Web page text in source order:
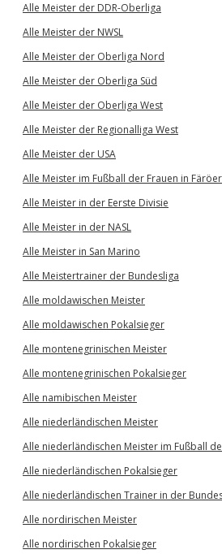
Alle Meister der DDR-Oberliga
Alle Meister der NWSL
Alle Meister der Oberliga Nord
Alle Meister der Oberliga Süd
Alle Meister der Oberliga West
Alle Meister der Regionalliga West
Alle Meister der USA
Alle Meister im Fußball der Frauen in Färöer
Alle Meister in der Eerste Divisie
Alle Meister in der NASL
Alle Meister in San Marino
Alle Meistertrainer der Bundesliga
Alle moldawischen Meister
Alle moldawischen Pokalsieger
Alle montenegrinischen Meister
Alle montenegrinischen Pokalsieger
Alle namibischen Meister
Alle niederländischen Meister
Alle niederländischen Meister im Fußball
Alle niederländischen Pokalsieger
Alle niederländischen Trainer in der
Alle nordirischen Meister
Alle nordirischen Pokalsieger